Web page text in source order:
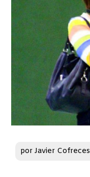
porJavier Cofreces